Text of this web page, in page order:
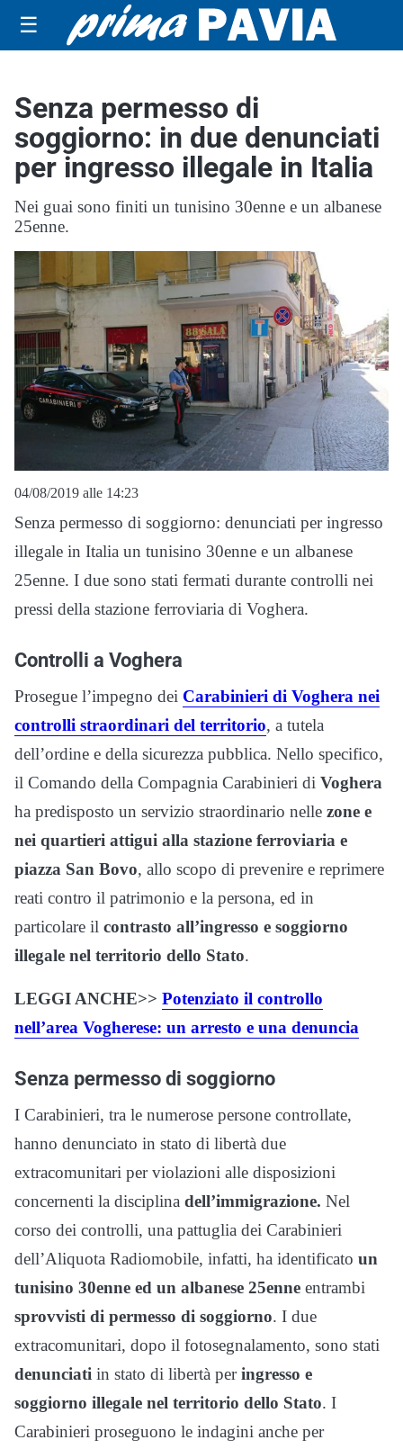
☰
Senza permesso di
soggiorno: in due denunciati
per ingresso illegale in Italia
Nei guai sono finiti un tunisino 30enne e un albanese
25enne.
04/08/2019 alle 14:23
Senza permesso di soggiorno: denunciati per ingresso
illegale in Italia un tunisino 30enne e un albanese
25enne. I due sono stati fermati durante controlli nei
pressi della stazione ferroviaria di Voghera.
Controlli a Voghera
Prosegue l’impegno dei Carabinieri di Voghera nei
controlli straordinari del territorio, a tutela
dell’ordine e della sicurezza pubblica. Nello specifico,
il Comando della Compagnia Carabinieri di Voghera
ha predisposto un servizio straordinario nelle zone e
nei quartieri attigui alla stazione ferroviaria e
piazza San Bovo, allo scopo di prevenire e reprimere
reati contro il patrimonio e la persona, ed in
particolare il contrasto all’ingresso e soggiorno
illegale nel territorio dello Stato.
LEGGI ANCHE>> Potenziato il controllo
nell’area Vogherese: un arresto e una denuncia
Senza permesso di soggiorno
I Carabinieri, tra le numerose persone controllate,
hanno denunciato in stato di libertà due
extracomunitari per violazioni alle disposizioni
concernenti la disciplina dell’immigrazione. Nel
corso dei controlli, una pattuglia dei Carabinieri
dell’Aliquota Radiomobile, infatti, ha identificato un
tunisino 30enne ed un albanese 25enne entrambi
sprovvisti di permesso di soggiorno. I due
extracomunitari, dopo il fotosegnalamento, sono stati
denunciati in stato di libertà peringresso e
soggiorno illegale nel territorio dello Stato. I
Carabinieri proseguono le indagini anche per